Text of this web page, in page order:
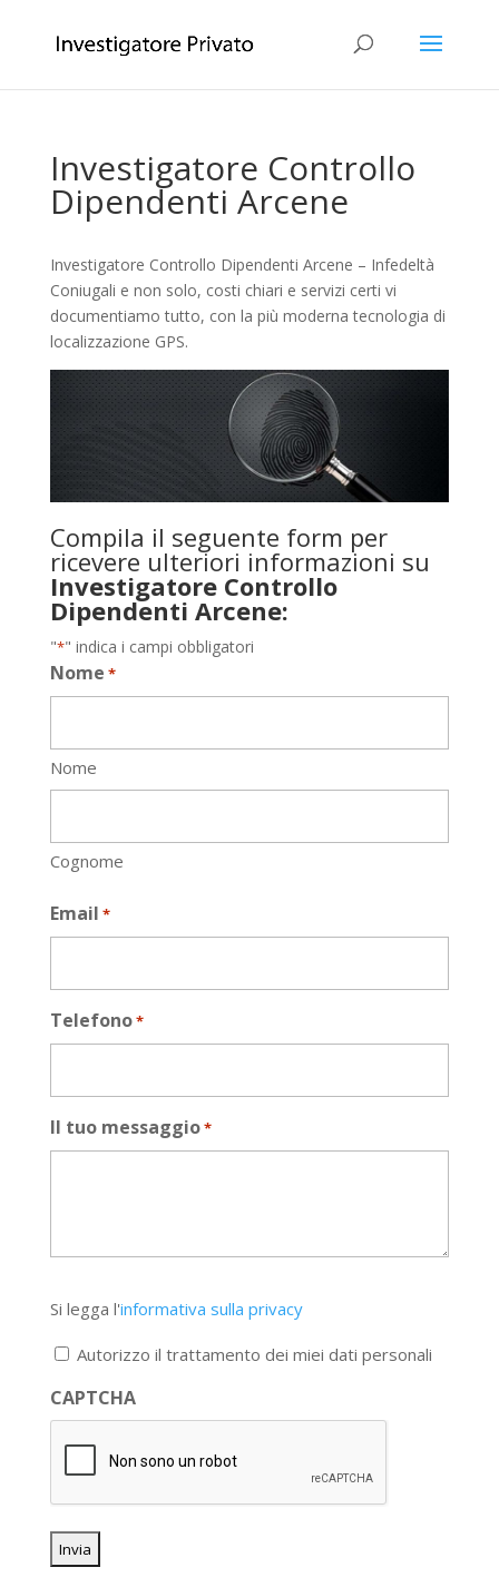
Investigatore Controllo
Dipendenti Arcene
Investigatore Controllo Dipendenti Arcene – Infedeltà
Coniugali e non solo, costi chiari e servizi certi vi
documentiamo tutto, con la più moderna tecnologia di
localizzazione GPS.
Compila il seguente form per
ricevere ulteriori informazioni su
Investigatore Controllo
Dipendenti Arcene:
"*" indica i campi obbligatori
Nome *
Nome
Cognome
Email *
Telefono*
Il tuo messaggio*
legga
l'informativa
privacy
*
Si legga l'informativa sulla privacy
Autorizzo il trattamento dei miei dati personali
CAPTCHA